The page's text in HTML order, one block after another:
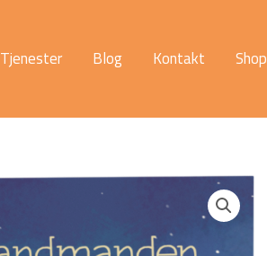
Tjenester Blog Kontakt Shop